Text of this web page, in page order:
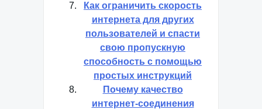
Как ограничить скорость
интернета для других
пользователей и спасти
свою пропускную
способность с помощью
простых инструкций
Почему качество
интернет-соединения